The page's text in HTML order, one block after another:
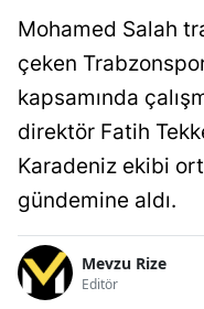
Mohamed Salah
çeken
kapsamında
direktör Fatih
Karadeniz ekibi
gündemine aldı.
Mevzu Rize
Editör